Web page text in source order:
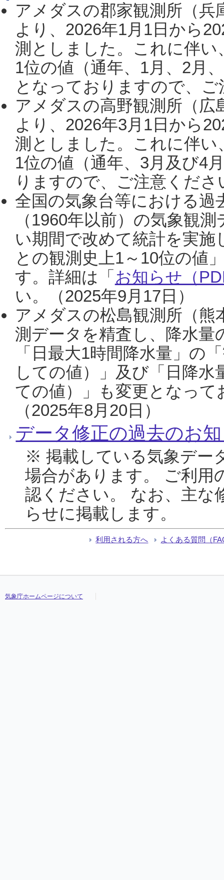
アメダスの郡家観測所（
より、2026年1月1日から
測としました。これに伴い
1位の値（通年、1月、2月
となっておりますので、
アメダスの高野観測所（
より、2026年3月1日から
測としました。これに伴い
1位の値（通年、3月及び4
りますので、ご注意くだ
全国の気象台等における過
（1960年以前）の気象観
い期間で改めて統計を実
との観測史上1～10位の値
す。詳細は「 お知らせ（
い。（2025年9月17日）
アメダスの松島観測所（熊
測データを精査し、降水
「日最大1時間降水量」の
しての値）」及び「日降
ての値）」も変更となっ
（2025年8月20日）
データ修正の過去のお
※ 掲載している気象デー
場合があります。 ご利用
認ください。 なお、主な
らせに掲載します。
利用される方へ よくある質問（
気象庁ホームページについて